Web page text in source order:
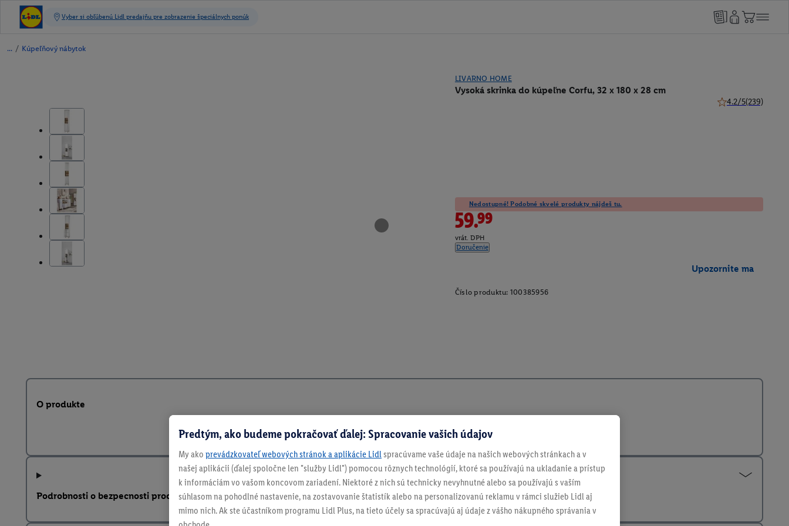
/ Kúpeľňový nábytok
LIVARNO HOME
Vysoká skrinka do kúpeľne Corfu, 32 x 180 x 28 cm
4.2/5(239)
Nedostupné! Podobné skvelé produkty nájdeš tu.
59.99
vrát. DPH
Doručenie
Upozornite ma
Číslo produktu: 100385956
O produkte
Podrobnosti o bezpecnosti produktu
Predtým, ako budeme pokračovať ďalej: Spracovanie vašich údajov
My ako prevádzkovateľ webových stránok a aplikácie Lidl spracúvame vaše údaje na našich webových stránkach a v
našej aplikácii (ďalej spoločne len "služby Lidl") pomocou rôznych technológií, ktoré sa používajú na ukladanie a prístup
k informáciám vo vašom koncovom zariadení. Niektoré z nich sú technicky nevyhnutné alebo sa používajú s vaším
súhlasom na pohodlné nastavenie, na zostavovanie štatistík alebo na personalizovanú reklamu v rámci služieb Lidl aj
mimo nich. Ak ste účastníkom programu Lidl Plus, na tieto účely sa spracúvajú aj údaje z vášho nákupného správania v